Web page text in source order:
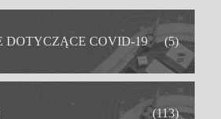
DOTYCZĄCE COVID-19 (5)
(113)